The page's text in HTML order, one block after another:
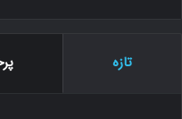
تازه